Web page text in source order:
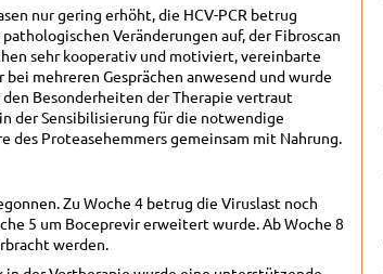
nur gering erhöht, die HCV-PCR betrug
Veränderungen auf, der Fibroscan
sehr kooperativ und motiviert, vereinbarte
mehreren Gesprächen anwesend und wurde
Besonderheiten der Therapie vertraut
der Sensibilisierung für die notwendige
des Proteasehemmers gemeinsam mit Nahrung.
Zu Woche 4 betrug die Viruslast noch
5 um Boceprevir erweitert wurde. Ab Woche 8
werden.